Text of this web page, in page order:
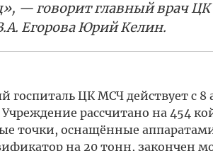
— говорит главный врач
Егорова Юрий Келин.
ЦК МСЧ действует с 8
Учреждение рассчитано на 454
точки, оснащённые
на 20 тонн, закончен